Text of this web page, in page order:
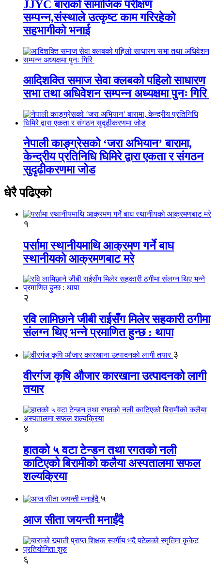
JJYC बाराको सामाजिक परीक्षण
सम्पन्न,संस्थाले उत्कृष्ट काम गरिरहेको
सहभागीको भनाई
आदिशक्ति समाज सेवा क्लबको पहिलो साधारण
सभा तथा अधिवेशन सम्पन्न अध्यक्षमा पुनः गिरि
नेपाली काङ्ग्रेसको ‘जरा अभियान’ बारामा,
केन्द्रीय प्रतिनिधि घिमिरे द्वारा एकता र संगठन
सुदृढीकरणमा जोड
धेरै पढिएको
१
पर्सामा स्थानीयमाथि आक्रमण गर्ने बाघ
स्थानीयको आक्रमणबाट मरे
२
रवि लामिछाने जीबी राईसँग मिलेर सहकारी ठगीमा
संलग्न थिए भन्ने प्रमाणित हुन्छ : थापा
३
वीरगंज कृषि औजार कारखाना उत्पादनको लागी
तयार
४
हातको ५ वटा टेन्डन तथा रगतको नली
काटिएको बिरामीको कलैया अस्पतालमा सफल
शल्यक्रिया
५
आज सीता जयन्ती मनाईंदै
६